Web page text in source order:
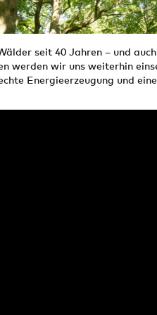
seit 40 Jahren – und
werden wir uns weiterhin
Energieerzeugung und